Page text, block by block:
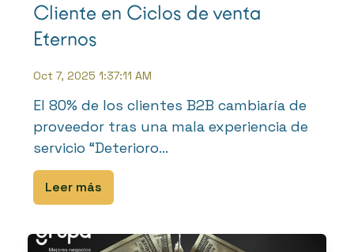
Cliente en Ciclos de venta
Eternos
Oct 7, 2025 1:37:11 AM
El 80% de los clientes B2B cambiaría de
proveedor tras una mala experiencia de
servicio “Deterioro...
Leer más